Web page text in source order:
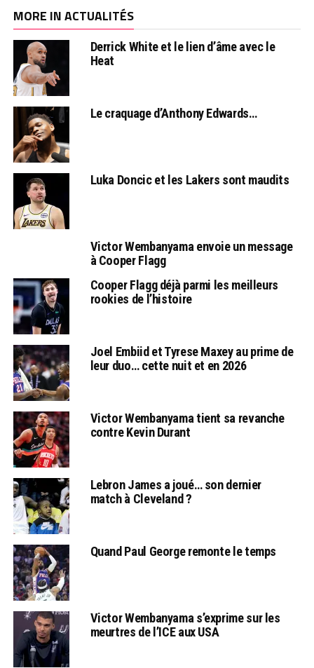
MORE IN ACTUALITÉS
Derrick White et le lien d’âme avec le
Heat
Le craquage d’Anthony Edwards…
Luka Doncic et les Lakers sont maudits
Victor Wembanyama envoie un message
à Cooper Flagg
Cooper Flagg déjà parmi les meilleurs
rookies de l’histoire
Joel Embiid et Tyrese Maxey au prime de
leur duo… cette nuit et en 2026
Victor Wembanyama tient sa revanche
contre Kevin Durant
Lebron James a joué… son dernier
match à Cleveland ?
Quand Paul George remonte le temps
Victor Wembanyama s’exprime sur les
meurtres de l’ICE aux USA